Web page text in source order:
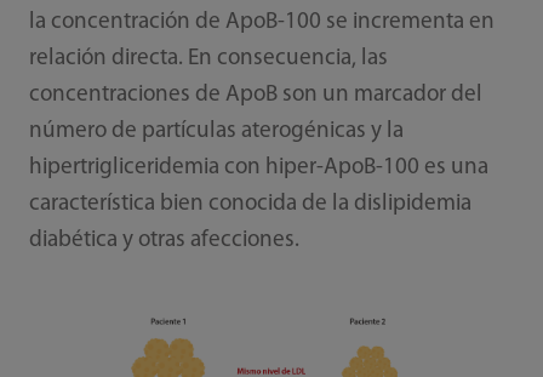
la concentración de ApoB-100 se incrementa en
relación directa. En consecuencia, las
concentraciones de ApoB son un marcador del
número de partículas aterogénicas y la
hipertrigliceridemia con hiper-ApoB-100 es una
característica bien conocida de la dislipidemia
diabética y otras afecciones.